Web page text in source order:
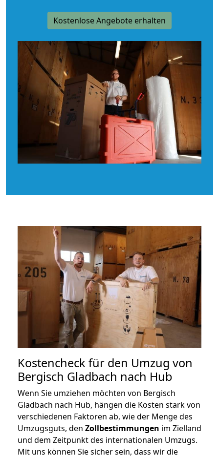
Kostenlose Angebote erhalten
Kostencheck für den Umzug von
Bergisch Gladbach nach Hub
Wenn Sie umziehen möchten von Bergisch
Gladbach nach Hub, hängen die Kosten stark von
verschiedenen Faktoren ab, wie der Menge des
Umzugsguts, den Zollbestimmungen im Zielland
und dem Zeitpunkt des internationalen Umzugs.
Mit uns können Sie sicher sein, dass wir die